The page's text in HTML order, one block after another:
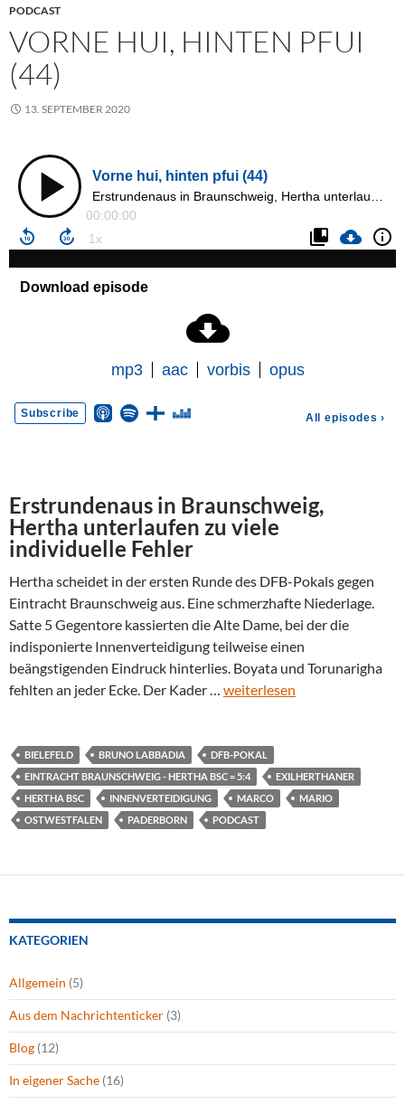
PODCAST
VORNE HUI, HINTEN PFUI
(44)
13. SEPTEMBER 2020
Erstrundenaus in Braunschweig,
Hertha unterlaufen zu viele
individuelle Fehler
Hertha scheidet in der ersten Runde des DFB-Pokals gegen
Eintracht Braunschweig aus. Eine schmerzhafte Niederlage.
Satte 5 Gegentore kassierten die Alte Dame, bei der die
indisponierte Innenverteidigung teilweise einen
beängstigenden Eindruck hinterlies. Boyata und Torunarigha
fehlten an jeder Ecke. Der Kader … weiterlesen
BIELEFELD BRUNO LABBADIA
DFB-POKAL
EINTRACHT BRAUNSCHWEIG - HERTHA BSC = 5:4
EXILHERTHANER
HERTHA BSC
INNENVERTEIDIGUNG MARCO
MARIO
OSTWESTFALEN
PADERBORN PODCAST
KATEGORIEN
Allgemein (5)
Aus dem Nachrichtenticker (3)
Blog (12)
In eigener Sache (16)